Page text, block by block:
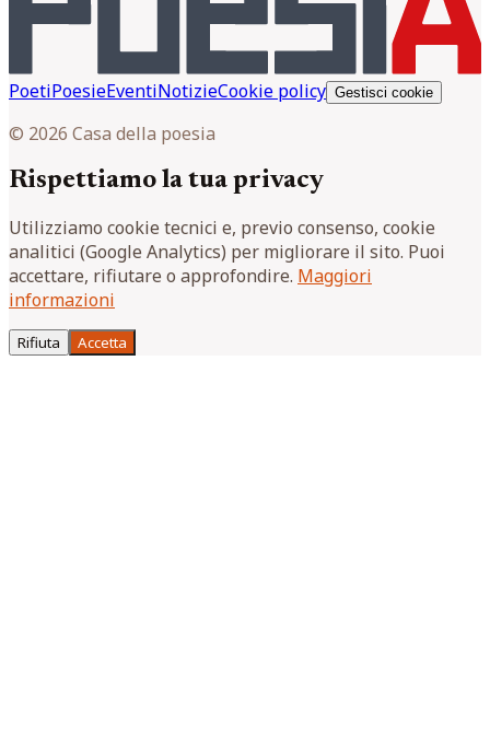
PoetiPoesieEventiNotizieCookie policy Gestisci cookie
© 2026 Casa della poesia
Rispettiamo la tua privacy
Utilizziamo cookie tecnici e, previo consenso, cookie
analitici (Google Analytics) per migliorare il sito. Puoi
accettare, rifiutare o approfondire. Maggiori
informazioni
Rifiuta Accetta